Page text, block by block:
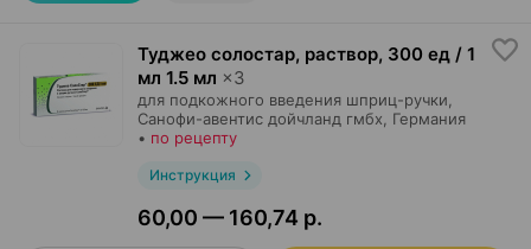
Туджео солостар, раствор, 300 ед / 1
мл 1.5 мл ×3
для подкожного введения шприц-ручки,
Санофи-авентис дойчланд гмбх , Германия
• по рецепту
Инструкция
60,00 — 160,74 р.